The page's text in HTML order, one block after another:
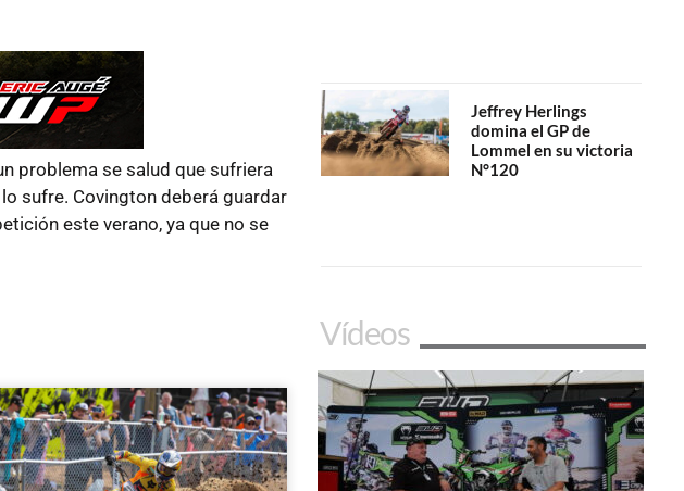
problema se salud que sufriera
sufre. Covington deberá guardar
este verano, ya que no se
Jeffrey Herlings
domina el GP de
Lommel en su victoria
N°120
Vídeos